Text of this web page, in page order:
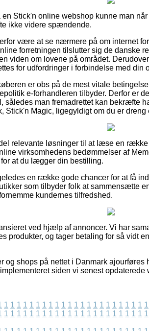
Stick'n online webshop kunne man
ikke videre spændende.
være at se nærmere på om internet
forretningen tilslutter sig de danske
viden om lovene på området.
for udfordringer i forbindelse med din
er obs på de mest vitale
e-forhandleren tilbyder. Derfor er
således man fremadrettet kan bekræfte
Stick'n Magic, ligegyldigt om du er dreng
relevante løsninger til at læse en
virksomhedens bedømmelser af
at du lægger din bestilling.
en række gode chancer for at få
som tilbyder folk at sammensætte
kundernes tilfredshed.
ved hjælp af annoncer. Vi har
produkter, og tager betaling for så vidt
og shops på nettet i Danmark ajourføres
siden vi senest opdaterede
1 1 1 1 1 1 1 1 1 1 1 1 1 1 1 1 1 1 1 1 1 1 1
1 1 1 1 1 1 1 1 1 1 1 1 1 1 1 1 1 1 1 1 1 1 1